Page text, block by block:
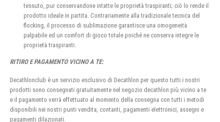
tessuto, pur conservandone intatte le proprietà traspiranti; ciò lo rende il
prodotto ideale in partita. Contrariamente alla tradizionale tecnica del
flocking, il processo di sublimazione garantisce una omogeneità
palpabile ed un comfort di gioco totale poiché ne conserva integre le
proprietà traspiranti.
RITIRO E PAGAMENTO VICINO A TE:
Decathlonclub è un servizio esclusivo di Decathlon per questo tutti i nostri
prodotti sono consegnati gratuitamente nel negozio decathlon più vicino a te
e il pagamento verrà effettuato al momento della consegna con tutti i metodi
disponibili nei nostri punti vendita, contanti, pagamenti elettronici, assegni e
pagamenti dilazionati.